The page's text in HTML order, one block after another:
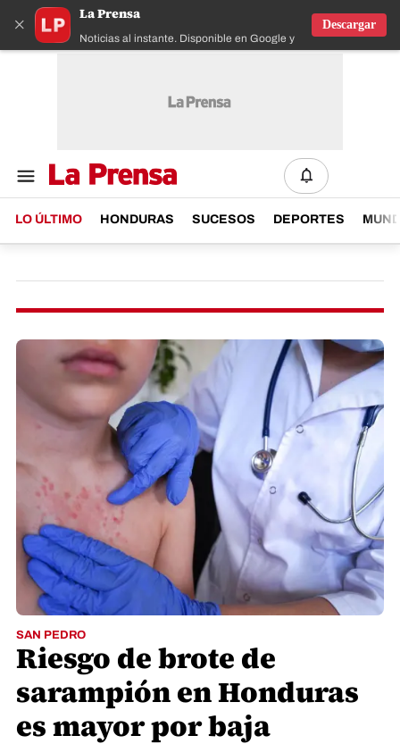
×
La Prensa
Noticias al instante. Disponible en Google y IOS
Descargar
LO ÚLTIMO HONDURAS SUCESOS DEPORTES
SAN PEDRO
Riesgo de brote de
sarampión en Honduras
es mayor por baja